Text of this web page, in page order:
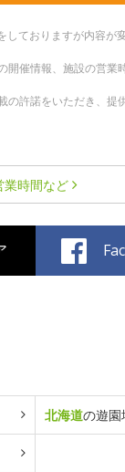
ておりますが内容が
催情報、施設の営業
許諾をいただき、提
業時間など
北海道の遊園